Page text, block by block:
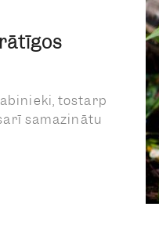
tostarp
samazinātu